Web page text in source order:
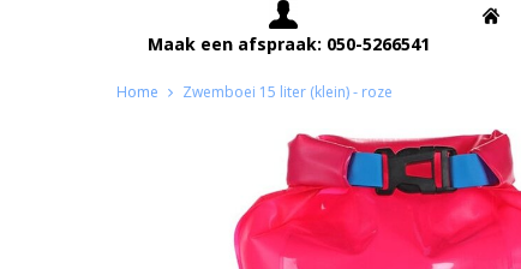
Maak een afspraak: 050-5266541
Home Zwemboei 15 liter (klein) - roze